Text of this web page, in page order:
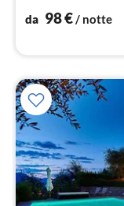
da 98€/ notte